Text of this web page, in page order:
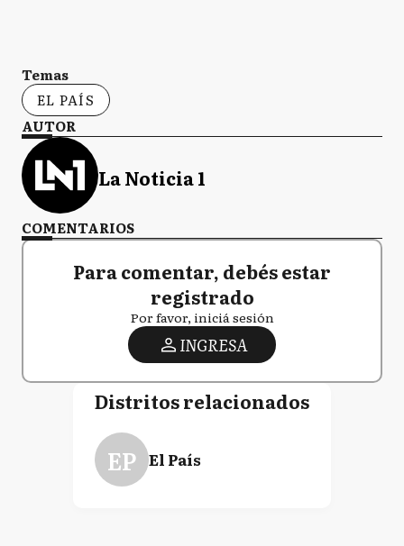
Temas
EL PAÍS
AUTOR
La Noticia 1
COMENTARIOS
Para comentar, debés estar
registrado
Por favor, iniciá sesión
INGRESA
Distritos relacionados
EP El País